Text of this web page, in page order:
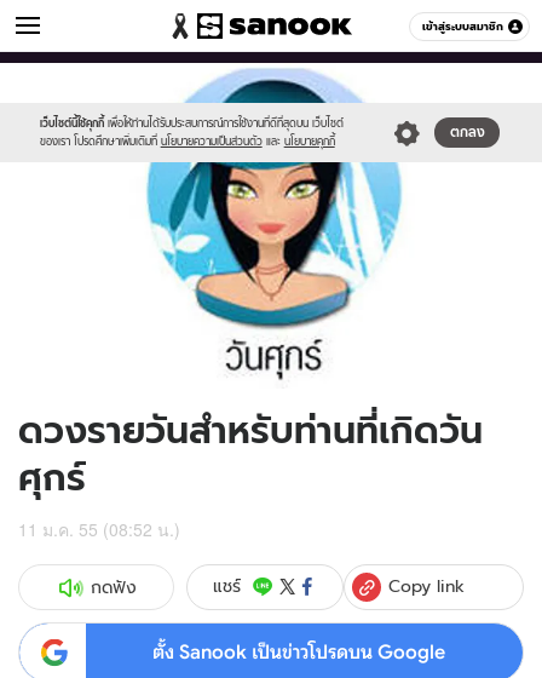
เข้าสู่ระบบสมาชิก
ดูดวง หมวดอื่นๆ
เว็บไซต์นี้ใช้คุกกี้ เพื่อให้ท่านได้รับประสบการณ์การใช้งานที่ดีที่สุดบน เว็บไซต์
ของเรา โปรดศึกษาเพิ่มเติมที่ นโยบายความเป็นส่วนตัว และ นโยบายคุกกี้
ตกลง
//s.isanook.com/sr/0/images/logo-
sanook.png
//s.isanook.com/ho/0/ud/4/23785/170-
ดวงรายวันสำหรับท่านที่เกิดวัน
ศุกร์
11 ม.ค. 55 (08:52 น.)
กดฟัง แชร์ Copy link
ตั้ง Sanook เป็นข่าวโปรดบน Google